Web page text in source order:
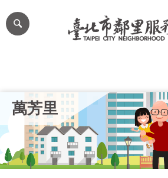
跳到主要內容區塊
網
站
台
萬芳里